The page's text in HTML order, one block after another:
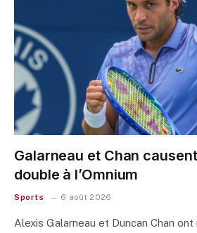
Galarneau et Chan
double à l’Omnium
Sports 6 août 2026
Alexis Galarneau et Duncan Chan